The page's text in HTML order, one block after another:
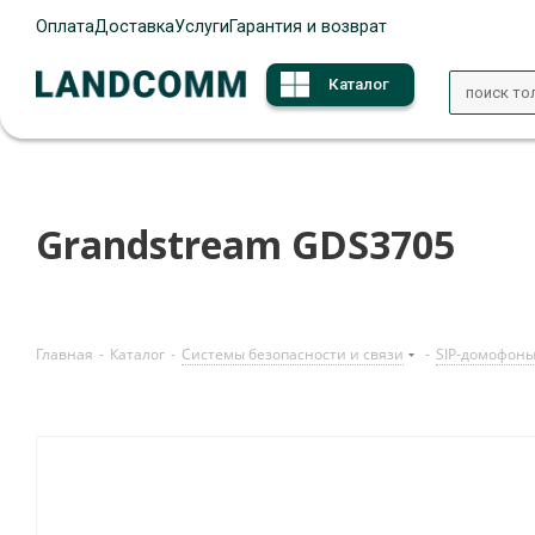
ОплатаДоставкаУслугиГарантия и возврат
Каталог
Grandstream GDS3705
Главная - Каталог - Системы безопасности и связи - SIP-домофоны